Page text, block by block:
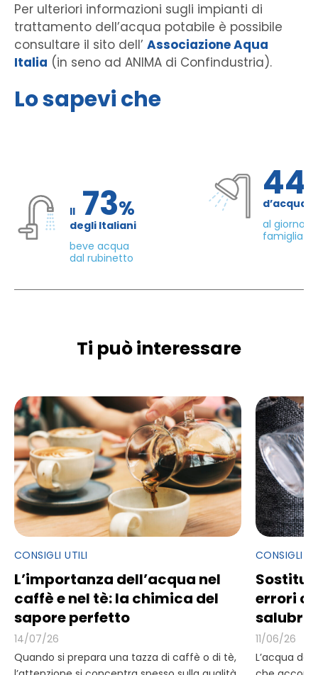
Per ulteriori informazioni sugli impianti di
trattamento dell’acqua potabile è possibile
consultare il sito dell’ Associazione Aqua
Italia (in seno ad ANIMA di Confindustria).
Lo sapevi che
Il 73%
degli Italiani
beve acqua
dal rubinetto
d’acqua
al giorno
famiglia di
Ti può interessare
CONSIGLI UTILI
L’importanza dell’acqua nel
caffè e nel tè: la chimica del
sapore perfetto
14/07/26
Quando si prepara una tazza di caffè o di tè,
CONSIGLI
errori
11/06/26
L’acqua